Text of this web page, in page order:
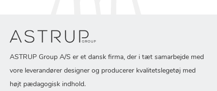
ASTRUP Group A/S er et dansk firma, der i tæt samarbejde med
vore leverandører designer og producerer kvalitetslegetøj med
højt pædagogisk indhold.